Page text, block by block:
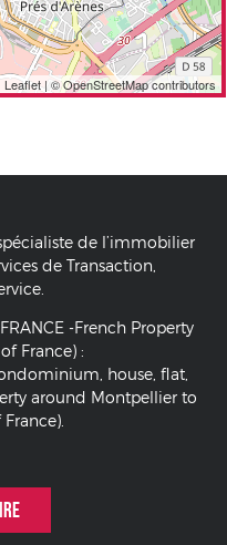
Leaflet | © OpenStreetMap contributors
de l’immobilier
de Transaction,
-French Property
France) :
house, flat,
around Montpellier to